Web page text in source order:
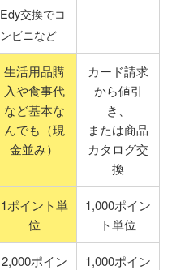
Edy交換でコ
ンビニなど
生活用品購
入や食事代
など基本な
んでも（現
金並み）
カード請求
から値引
き、
または商品
カタログ交
換
1ポイント単
位
1,000ポイン
ト単位
2,000ポイン
1,000ポイン